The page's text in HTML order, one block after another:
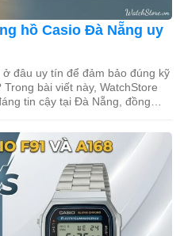
hồ Casio Đà Nẵng uy
đâu uy tín để đảm bảo đúng kỹ
bài viết này, WatchStore
tin cậy tại Đà Nẵng, đồng